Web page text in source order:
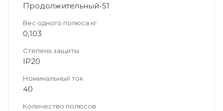
Продолжительный-S1
Вес одного полюса кг
0,103
Степень защиты
IP20
Номинальный ток
40
Количество полюсов